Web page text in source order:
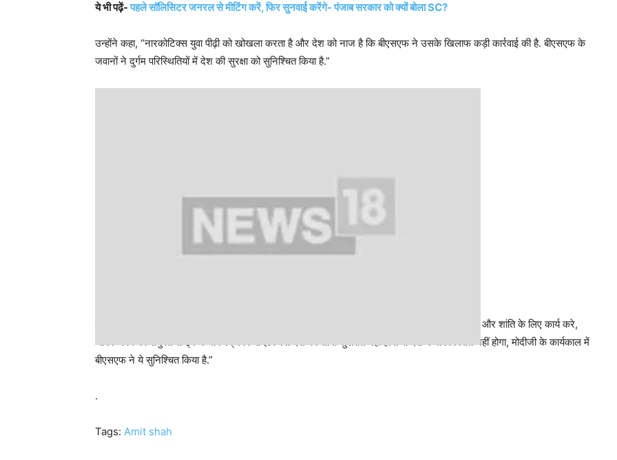
ये भी पढ़ें-पहले सॉलिसिटर जनरल से मीटिंग करें, फिर सुनवाई करेंगे- पंजाब सरकार को क्यों बोला SC?
उन्होंने कहा, “नारकोटिक्स युवा पीढ़ी को खोखला करता है और देश को नाज है कि बीएसएफ ने उसके खिलाफ कड़ी कार्रवाई की है. बीएसएफ के
जवानों ने दुर्गम परिस्थितियों में देश की सुरक्षा को सुनिश्चित किया है.”
उन्होंने कहा, “BSF पाकिस्तान और बांग्लादेश सीमा की दुर्गम इलाकों की सुरक्षा करता है. BSF हमेशा मुस्तैद रहे और शांति के लिए कार्य करे,
आपके काम का संयुक्त राष्ट्र ने भी जिक्र किया है. जिस देश की सीमा सुरक्षित नहीं होंगी वो देश कभी विकसित नहीं होगा, मोदीजी के कार्यकाल में
बीएसएफ ने ये सुनिश्चित किया है.”
.
Tags: Amit shah